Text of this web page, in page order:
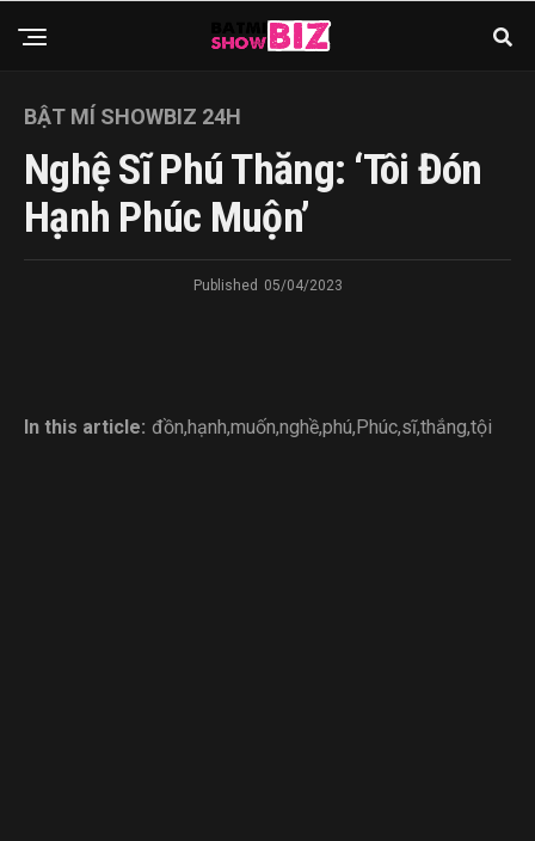
BẬT MÍ SHOWBIZ 24H
Nghệ Sĩ Phú Thăng: ‘Tôi Đón
Hạnh Phúc Muộn’
Published 05/04/2023
In this article: đồn,hạnh,muốn,nghề,phú,Phúc,sĩ,thắng,tội